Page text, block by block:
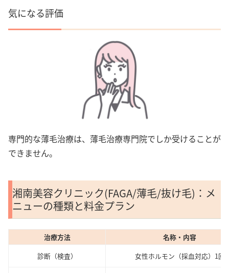
気になる評価
専門的な薄毛治療は、薄毛治療専門院でしか受けることが
できません。
湘南美容クリニック(FAGA/薄毛/抜け毛)：メ
ニューの種類と料金プラン
治療方法
名称・内容
診断（検査）
女性ホルモン（採血対応）1回